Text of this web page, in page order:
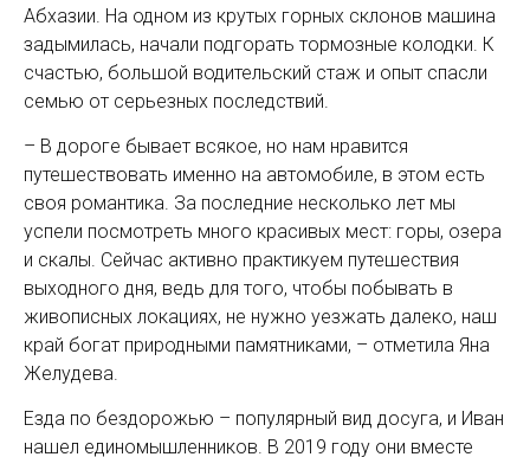
Абхазии. На одном из крутых горных склонов машина
задымилась, начали подгорать тормозные колодки. К
счастью, большой водительский стаж и опыт спасли
семью от серьезных последствий.
– В дороге бывает всякое, но нам нравится
путешествовать именно на автомобиле, в этом есть
своя романтика. За последние несколько лет мы
успели посмотреть много красивых мест: горы, озера
и скалы. Сейчас активно практикуем путешествия
выходного дня, ведь для того, чтобы побывать в
живописных локациях, не нужно уезжать далеко, наш
край богат природными памятниками, – отметила Яна
Желудева.
Езда по бездорожью – популярный вид досуга, и Иван
нашел единомышленников. В 2019 году они вместе